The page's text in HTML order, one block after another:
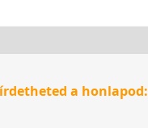
a honlapod: